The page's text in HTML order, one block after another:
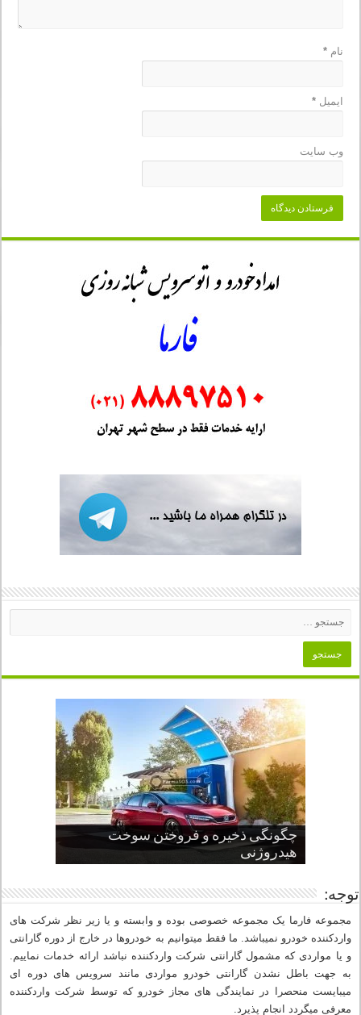
نام*
ایمیل*
وب‌ سایت
چگونگی ذخیره و فروختن سوخت
هیدروژنی
قدرتمندترین ماسل کارها یا خودروهای
عضلانی امریکایی
چرا نمک باعث خوردگی خودرو می شود؟
پنج کابین جذاب سال های اخیر صنعت
خودروسازی
از صفر تا صد طراحی خودرو قسمت
سوم
توجه:
مجموعه فارما یک مجموعه خصوصی بوده و وابسته و یا زیر نظر شرکت های
واردکننده خودرو نمیباشد. ما فقط میتوانیم به خودروها در خارج از دوره گارانتی
و یا مواردی که مشمول گارانتی شرکت واردکننده نباشد ارائه خدمات نماییم.
به جهت باطل نشدن گارانتی خودرو مواردی مانند سرویس های دوره ای
میبایست منحصرا در نمایندگی های مجاز خودرو که توسط شرکت واردکننده
معرفی میگردد انجام پذیرد.